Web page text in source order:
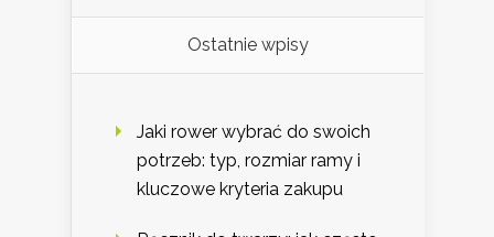
Ostatnie wpisy
Jaki rower wybrać do swoich
potrzeb: typ, rozmiar ramy i
kluczowe kryteria zakupu